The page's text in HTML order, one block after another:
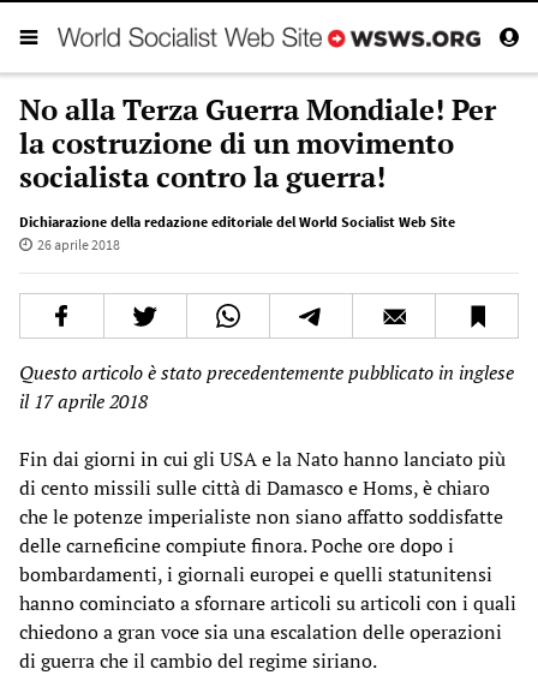
No alla Terza Guerra Mondiale! Per
la costruzione di un movimento
socialista contro la guerra!
Dichiarazione della redazione editoriale del World Socialist Web Site
26 aprile 2018
Questo articolo è stato precedentemente pubblicato in inglese
il 17 aprile 2018
Fin dai giorni in cui gli USA e la Nato hanno lanciato più
di cento missili sulle città di Damasco e Homs, è chiaro
che le potenze imperialiste non siano affatto soddisfatte
delle carneficine compiute finora. Poche ore dopo i
bombardamenti, i giornali europei e quelli statunitensi
hanno cominciato a sfornare articoli su articoli con i quali
chiedono a gran voce sia una escalation delle operazioni
di guerra che il cambio del regime siriano.